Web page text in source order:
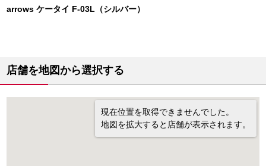
arrows ケータイ F-03L（シルバー）
店舗を地図から選択する
現在位置を取得できませんでした。
地図を拡大すると店舗が表示されます。